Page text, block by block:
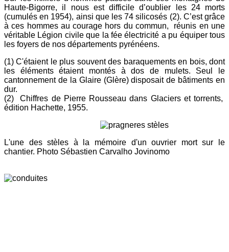
Haute-Bigorre, il nous est difficile d’oublier les 24 morts
(cumulés en 1954), ainsi que les 74 silicosés (2). C’est grâce
à ces hommes au courage hors du commun, réunis en une
véritable Légion civile que la fée électricité a pu équiper tous
les foyers de nos départements pyrénéens.
(1) C'étaient le plus souvent des baraquements en bois, dont
les éléments étaient montés à dos de mulets. Seul le
cantonnement de la Glaire (Glère) disposait de bâtiments en
dur.
(2) Chiffres de Pierre Rousseau dans Glaciers et torrents,
édition Hachette, 1955.
L'une des stèles à la mémoire d'un ouvrier mort sur le
chantier. Photo Sébastien Carvalho Jovinomo